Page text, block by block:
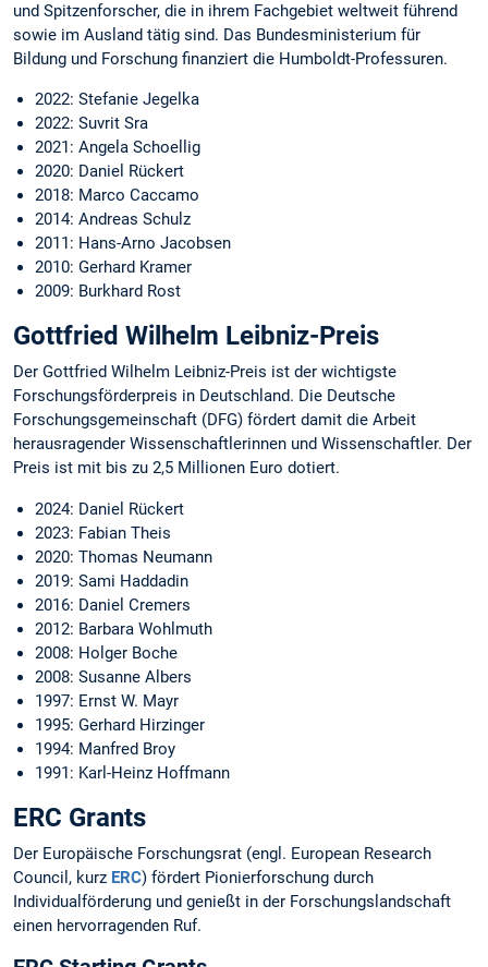
und Spitzenforscher, die in ihrem Fachgebiet weltweit führend
sowie im Ausland tätig sind. Das Bundesministerium für
Bildung und Forschung finanziert die Humboldt-Professuren.
2022: Stefanie Jegelka
2022: Suvrit Sra
2021: Angela Schoellig
2020: Daniel Rückert
2018: Marco Caccamo
2014: Andreas Schulz
2011: Hans-Arno Jacobsen
2010: Gerhard Kramer
2009: Burkhard Rost
Gottfried Wilhelm Leibniz-Preis
Der Gottfried Wilhelm Leibniz-Preis ist der wichtigste
Forschungsförderpreis in Deutschland. Die Deutsche
Forschungsgemeinschaft (DFG) fördert damit die Arbeit
herausragender Wissenschaftlerinnen und Wissenschaftler. Der
Preis ist mit bis zu 2,5 Millionen Euro dotiert.
2024: Daniel Rückert
2023: Fabian Theis
2020: Thomas Neumann
2019: Sami Haddadin
2016: Daniel Cremers
2012: Barbara Wohlmuth
2008: Holger Boche
2008: Susanne Albers
1997: Ernst W. Mayr
1995: Gerhard Hirzinger
1994: Manfred Broy
1991: Karl-Heinz Hoffmann
ERC Grants
Der Europäische Forschungsrat (engl. European Research
Council, kurz ERC) fördert Pionierforschung durch
Individualförderung und genießt in der Forschungslandschaft
einen hervorragenden Ruf.